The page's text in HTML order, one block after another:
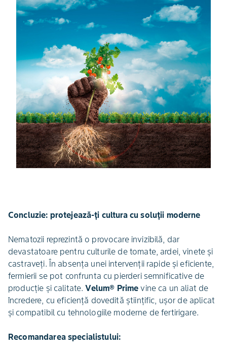
Concluzie: protejează-ți cultura cu soluții moderne
Nematozii reprezintă o provocare invizibilă, dar
devastatoare pentru culturile de tomate, ardei, vinete și
castraveți. În absența unei intervenții rapide și eficiente,
fermierii se pot confrunta cu pierderi semnificative de
producție și calitate.Velum® Prime vine ca un aliat de
încredere, cu eficiență dovedită științific, ușor de aplicat
și compatibil cu tehnologiile moderne de fertirigare.
Recomandarea specialistului: